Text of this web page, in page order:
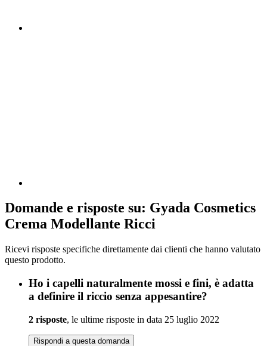
Domande e risposte su: Gyada Cosmetics
Crema Modellante Ricci
Ricevi risposte specifiche direttamente dai clienti che hanno valutato
questo prodotto.
Ho i capelli naturalmente mossi e fini, è adatta
a definire il riccio senza appesantire?
2 risposte, le ultime risposte in data 25 luglio 2022
Rispondi a questa domanda